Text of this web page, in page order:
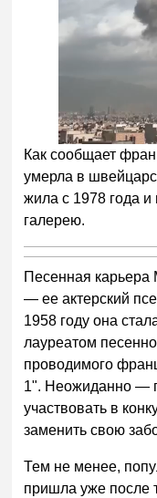
Как сообщает
умерла в
жила с 1978 года и
галерею.
Песенная
— ее актерский
1958 году она
лауреатом
проводимого
1". Неожиданно —
участвовать в
заменить свою
Тем не менее,
пришла уже после